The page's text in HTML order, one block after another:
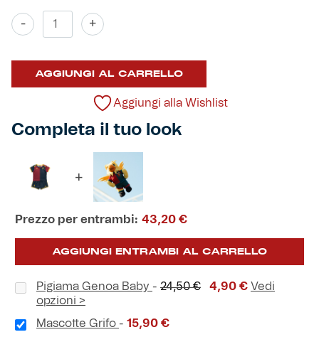
Caffè Boasi x Genoa
Isolani x Genoa
Gift Card Online Store
Fortissimo batte il mio cuor
-
Baby
2025/26
quantità
+
AGGIUNGI AL CARRELLO
Aggiungi alla Wishlist
Completa il tuo look
+
Prezzo per entrambi: 43,20 €
AGGIUNGI ENTRAMBI AL CARRELLO
Pigiama Genoa Baby - 24,50€ 4,90 €IlVedi
opzioni >
Mascotte Grifo - 15,90 €